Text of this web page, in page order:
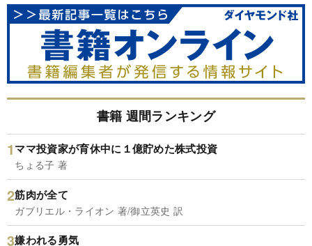
書籍 週間ランキング
ママ投資家が育休中に１億貯めた株式投資
ちょる子 著
筋肉が全て
ガブリエル・ライオン 著/御立英史 訳
嫌われる勇気